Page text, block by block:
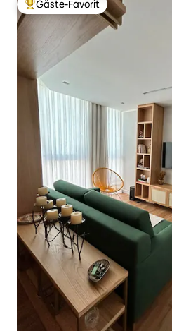
Beliebter Gäste-Favorit.
Gäste-Favorit